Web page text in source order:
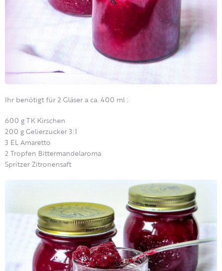
Ihr benötigt für 2 Gläser a ca. 400 ml :
600 g TK Kirschen
200 g Gelierzucker 3:1
3 EL Amaretto
2 Tropfen Bittermandelaroma
Spritzer Zitronensaft